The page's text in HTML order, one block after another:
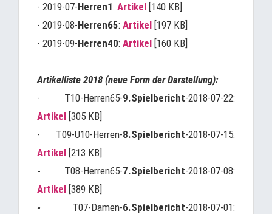
- 2019-07-Herren1: Artikel [140 KB]
- 2019-08-Herren65: Artikel [197 KB]
- 2019-09-Herren40: Artikel [160 KB]
Artikelliste 2018 (neue Form der Darstellung):
- T10-Herren65-9.Spielbericht-2018-07-22:
Artikel [305 KB]
- T09-U10-Herren-8.Spielbericht-2018-07-15:
Artikel [213 KB]
- T08-Herren65-7.Spielbericht-2018-07-08:
Artikel [389 KB]
- T07-Damen-6.Spielbericht-2018-07-01: